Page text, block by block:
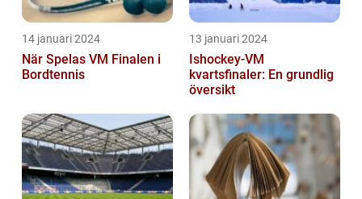
14 januari 2024
När Spelas VM Finalen i
Bordtennis
13 januari 2024
Ishockey-VM
kvartsfinaler: En grundlig
översikt